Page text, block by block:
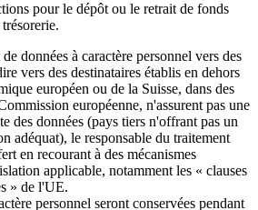
pour le dépôt ou le retrait de fonds
données à caractère personnel vers des
vers des destinataires établis en dehors
européen ou de la Suisse, dans des
européenne, n'assurent pas une
des données (pays tiers n'offrant pas un
adéquat), le responsable du traitement
en recourant à des mécanismes
applicable, notamment les « clauses
» de l'UE.
personnel seront conservées pendant